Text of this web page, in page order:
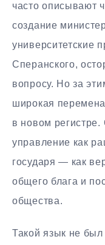
часто описывают
создание
университетские
Сперанского,
вопросу. Но за
широкая
в новом
управление как
государя — как
общего блага и
общества.
Такой язык не